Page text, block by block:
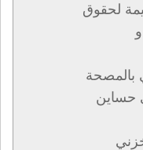
لحقوق
بالمصحة
حساين